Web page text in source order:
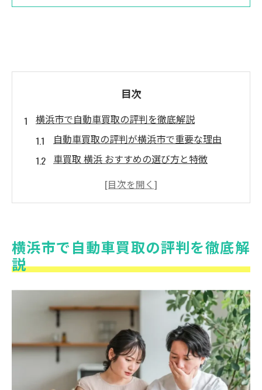
目次
横浜市で自動車買取の評判を徹底解説
自動車買取の評判が横浜市で重要な理由
車買取 横浜 おすすめの選び方と特徴
自動車買取の口コミから分かる注意点
口コミをふまえて選ぶ自動車買取の秘訣
自動車買取の口コミで信頼度を判断する方
法
車を売るならどこがいい 口コミの活用法
評判悪い自動車買取業者の特徴と見分け方
車買取 横浜 おすすめ店選びの基準
自動車買取の体験談を比較するポイント
高額売却を狙うなら自動車買取の比較が鍵
横浜市で自動車買取の評判を徹底解
説